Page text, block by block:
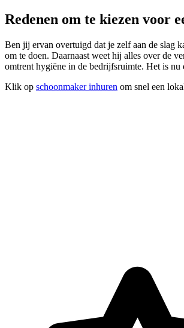
Redenen om te kiezen voor
Ben jij ervan overtuigd dat je zelf aan de slag
om te doen. Daarnaast weet hij alles over de
omtrent hygiëne in de bedrijfsruimte. Het is nu
Klik op schoonmaker inhuren om snel een